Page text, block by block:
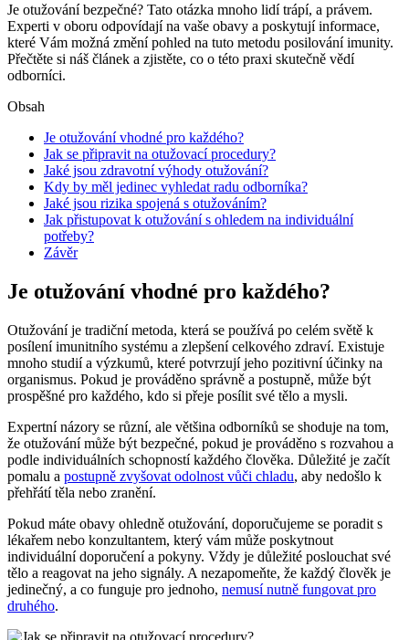
Je otužování bezpečné? Tato otázka mnoho lidí trápí, a právem.
Experti v oboru odpovídají na vaše obavy a poskytují informace,
které Vám možná změní pohled na tuto metodu posilování imunity.
Přečtěte si náš článek a zjistěte, co o této praxi skutečně vědí
odborníci.
Obsah
Je otužování vhodné pro každého?
Jak se připravit na otužovací procedury?
Jaké jsou zdravotní výhody otužování?
Kdy by měl jedinec vyhledat radu odborníka?
Jaké jsou rizika spojená s otužováním?
Jak přistupovat k otužování s ohledem na individuální
potřeby?
Závěr
Je otužování vhodné pro každého?
Otužování je tradiční metoda, která se používá po celém světě k
posílení imunitního systému a zlepšení celkového zdraví. Existuje
mnoho studií a výzkumů, které potvrzují jeho pozitivní účinky na
organismus. Pokud je prováděno správně a postupně, může být
prospěšné pro každého, kdo si přeje posílit své tělo a mysli.
Expertní názory se různí, ale většina odborníků se shoduje na tom,
že otužování může být bezpečné, pokud je prováděno s rozvahou a
podle individuálních schopností každého člověka. Důležité je začít
pomalu a postupně zvyšovat odolnost vůči chladu, aby nedošlo k
přehřátí těla nebo zranění.
Pokud máte obavy ohledně otužování, doporučujeme se poradit s
lékařem nebo konzultantem, který vám může poskytnout
individuální doporučení a pokyny. Vždy je důležité poslouchat své
tělo a reagovat na jeho signály. A nezapomeňte, že každý člověk je
jedinečný, a co funguje pro jednoho, nemusí nutně fungovat pro
druhého.